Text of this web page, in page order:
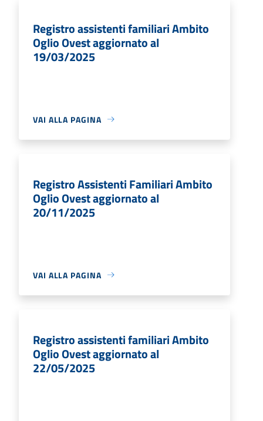
Registro assistenti familiari Ambito
Oglio Ovest aggiornato al
19/03/2025
VAI ALLA PAGINA
Registro Assistenti Familiari Ambito
Oglio Ovest aggiornato al
20/11/2025
VAI ALLA PAGINA
Registro assistenti familiari Ambito
Oglio Ovest aggiornato al
22/05/2025